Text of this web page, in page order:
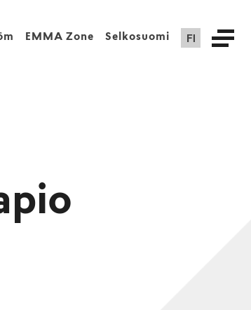
EMMA Zone Selkosuomi FI